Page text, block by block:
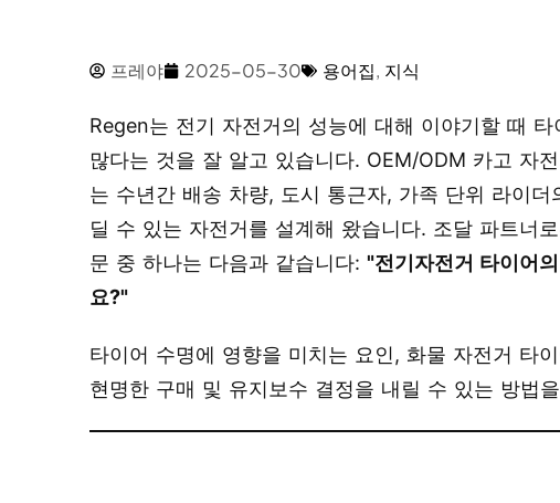
프레야 2025-05-30 용어집, 지식
Regen는 전기 자전거의 성능에 대해 이야기할 때
많다는 것을 잘 알고 있습니다. OEM/ODM 카고 자
는 수년간 배송 차량, 도시 통근자, 가족 단위 라이더
딜 수 있는 자전거를 설계해 왔습니다. 조달 파트너
문 중 하나는 다음과 같습니다:"전기자전거 타이어
요?"
타이어 수명에 영향을 미치는 요인, 화물 자전거 타
현명한 구매 및 유지보수 결정을 내릴 수 있는 방법